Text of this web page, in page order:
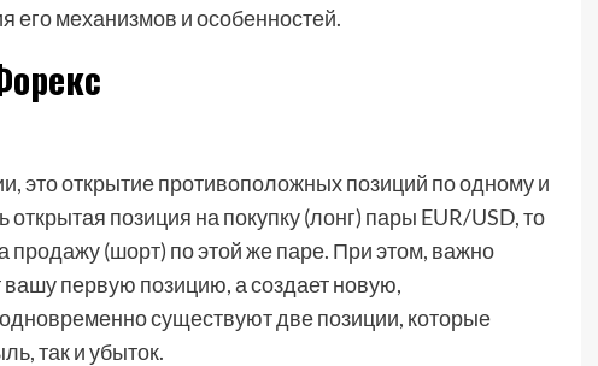
его механизмов и особенностей.
это открытие противоположных позиций по одному и
позиция на покупку (лонг) пары EUR/USD, то
(шорт) по этой же паре. При этом, важно
первую позицию, а создает новую,
существуют две позиции, которые
так и убыток.